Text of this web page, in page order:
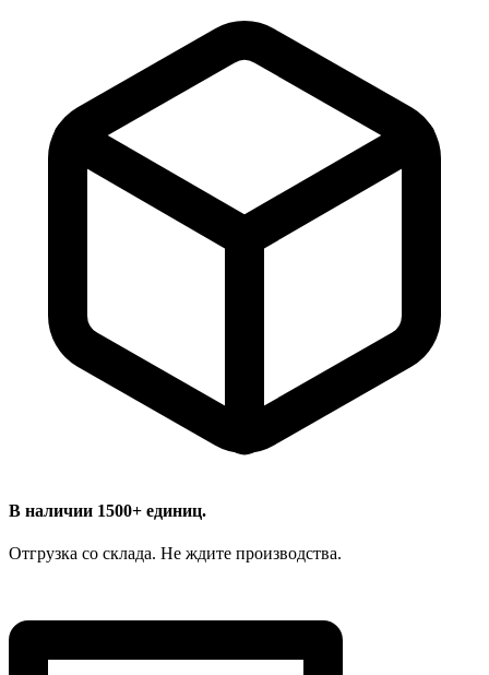
В наличии 1500+ единиц.
Отгрузка со склада. Не ждите производства.